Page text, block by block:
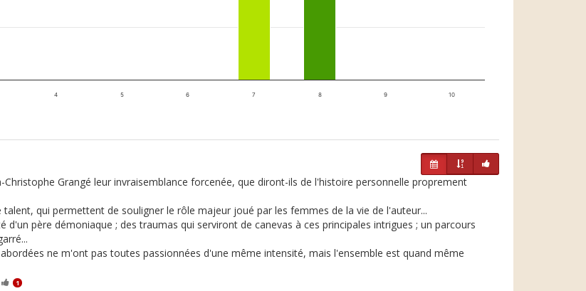
4 5 6 7 8 9 10
Grangé leur invraisemblance forcenée, que diront-ils de l'histoire personnelle proprement
qui permettent de souligner le rôle majeur joué par les femmes de la vie de l'auteur...
père démoniaque ; des traumas qui serviront de canevas à ces principales intrigues ; un parcours
ne m'ont pas toutes passionnées d'une même intensité, mais l'ensemble est quand même
1